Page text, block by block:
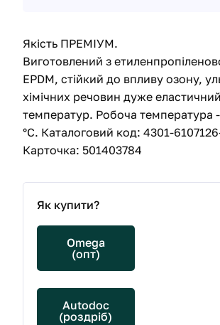
Якість ПРЕМІУМ.
Виготовлений з
EPDM, стійкий до впливу озону,
хімічних речовин дуже
температур. Робоча температура
°С. Каталоговий код: 4301-
Карточка: 501403784
Як купити?
Omega
(опт)
Autodoc
(роздріб)